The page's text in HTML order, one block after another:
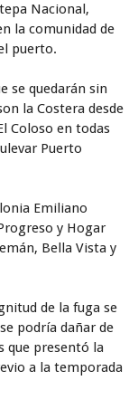
Nacional,
la comunidad de
puerto.
se quedarán sin
la Costera desde
Coloso en todas
Puerto
Emiliano
y Hogar
Bella Vista y
de la fuga se
podría dañar de
que presentó la
a la temporada